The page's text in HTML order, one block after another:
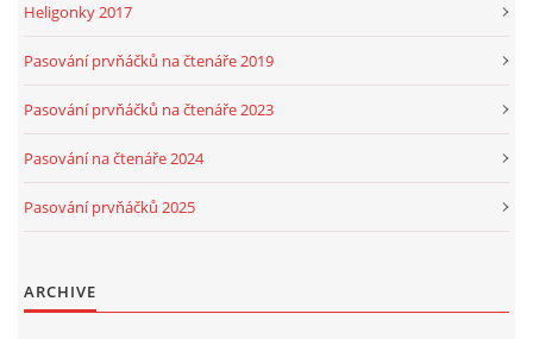
Heligonky 2017
Pasování prvňáčků na čtenáře 2019
Pasování prvňáčků na čtenáře 2023
Pasování na čtenáře 2024
Pasování prvňáčků 2025
ARCHIVE